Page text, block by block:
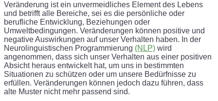
Veränderung ist ein unvermeidliches Element des Lebens
und betrifft alle Bereiche, sei es die persönliche oder
berufliche Entwicklung, Beziehungen oder
Umweltbedingungen. Veränderungen können positive und
negative Auswirkungen auf unser Verhalten haben. In der
Neurolinguistischen Programmierung (NLP) wird
angenommen, dass sich unser Verhalten aus einer positiven
Absicht heraus entwickelt hat, um uns in bestimmten
Situationen zu schützen oder um unsere Bedürfnisse zu
erfüllen. Veränderungen können jedoch dazu führen, dass
alte Muster nicht mehr passend sind.